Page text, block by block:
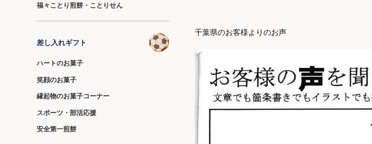
福々ことり煎餅・ことりせん
差し入れギフト
ハートのお菓子
笑顔のお菓子
縁起物のお菓子コーナー
スポーツ・部活応援
安全第一煎餅
千葉県のお客様よりのお声